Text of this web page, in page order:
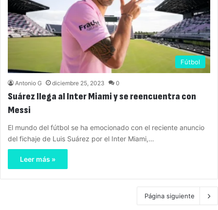
Fútbol
Antonio G diciembre 25, 2023 0
Suárez llega al Inter Miami y se reencuentra con
Messi
El mundo del fútbol se ha emocionado con el reciente anuncio
del fichaje de Luis Suárez por el Inter Miami,…
Leer más »
Página siguiente